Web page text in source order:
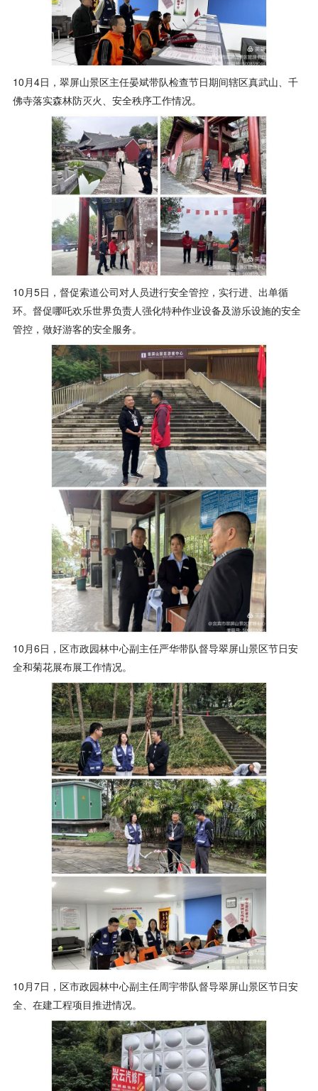
10月4日，翠屏山景区主任晏斌带队检查节日期间辖区真武山、千
佛寺落实森林防灭火、安全秩序工作情况。
10月5日，督促索道公司对人员进行安全管控，实行进、出单循
环。督促哪吒欢乐世界负责人强化特种作业设备及游乐设施的安全
管控，做好游客的安全服务。
10月6日，区市政园林中心副主任严华带队督导翠屏山景区节日安
全和菊花展布展工作情况。
10月7日，区市政园林中心副主任周宇带队督导翠屏山景区节日安
全、在建工程项目推进情况。